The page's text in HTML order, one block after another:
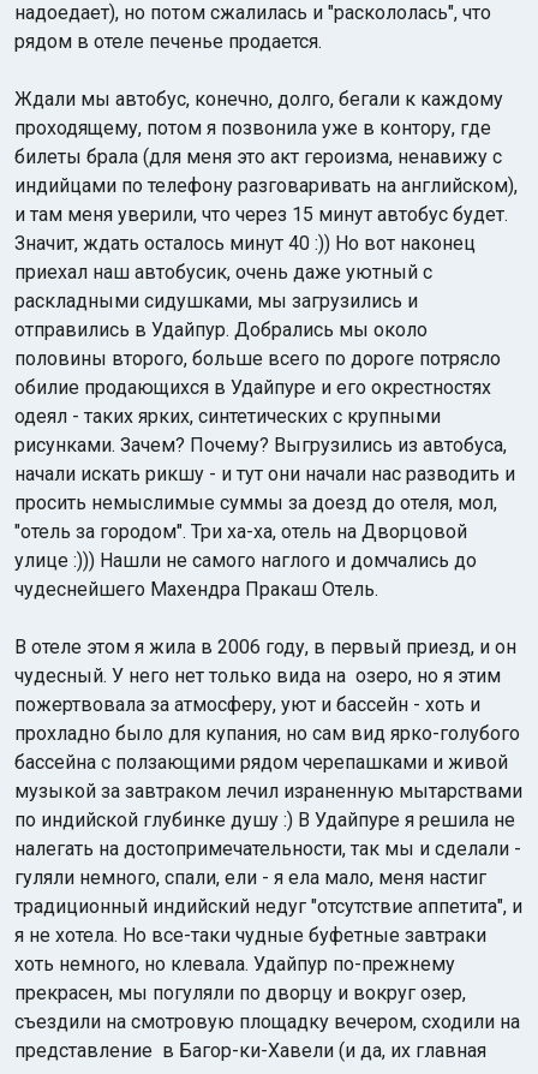
надоедает), но потом сжалилась и "раскололась", что
рядом в отеле печенье продается.
Ждали мы автобус, конечно, долго, бегали к каждому
проходящему, потом я позвонила уже в контору, где
билеты брала (для меня это акт героизма, ненавижу с
индийцами по телефону разговаривать на английском),
и там меня уверили, что через 15 минут автобус будет.
Значит, ждать осталось минут 40 :)) Но вот наконец
приехал наш автобусик, очень даже уютный с
раскладными сидушками, мы загрузились и
отправились в Удайпур. Добрались мы около
половины второго, больше всего по дороге потрясло
обилие продающихся в Удайпуре и его окрестностях
одеял - таких ярких, синтетических с крупными
рисунками. Зачем? Почему? Выгрузились из автобуса,
начали искать рикшу - и тут они начали нас разводить и
просить немыслимые суммы за доезд до отеля, мол,
"отель за городом". Три ха-ха, отель на Дворцовой
улице :))) Нашли не самого наглого и домчались до
чудеснейшего Махендра Пракаш Отель.
В отеле этом я жила в 2006 году, в первый приезд, и он
чудесный. У него нет только вида на озеро, но я этим
пожертвовала за атмосферу, уют и бассейн - хоть и
прохладно было для купания, но сам вид ярко-голубого
бассейна с ползающими рядом черепашками и живой
музыкой за завтраком лечил израненную мытарствами
по индийской глубинке душу :) В Удайпуре я решила не
налегать на достопримечательности, так мы и сделали -
гуляли немного, спали, ели - я ела мало, меня настиг
традиционный индийский недуг "отсутствие аппетита", и
я не хотела. Но все-таки чудные буфетные завтраки
хоть немного, но клевала. Удайпур по-прежнему
прекрасен, мы погуляли по дворцу и вокруг озер,
съездили на смотровую площадку вечером, сходили на
представление в Багор-ки-Хавели (и да, их главная